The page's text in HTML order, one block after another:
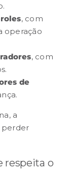
, com
operação
, com
de
a
perder
respeita o